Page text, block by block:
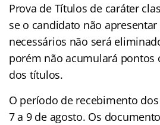
Prova de Títulos de caráter
se o candidato não
necessários não será
porém não acumulará pontos
dos títulos.
O período de recebimento
7 a 9 de agosto. Os